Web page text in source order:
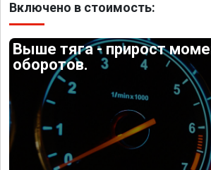
Включено в стоимость:
Выше тяга - прирост
оборотов.